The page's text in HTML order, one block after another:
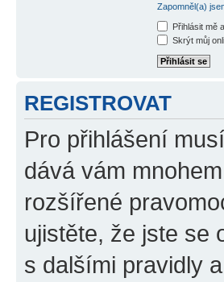
Zapomněl(a)
Přihlásit mě
Skrýt můj
REGISTROVAT
Pro přihlášení
dává vám
rozšířené
ujistěte, že jste se
s dalšími pravidly